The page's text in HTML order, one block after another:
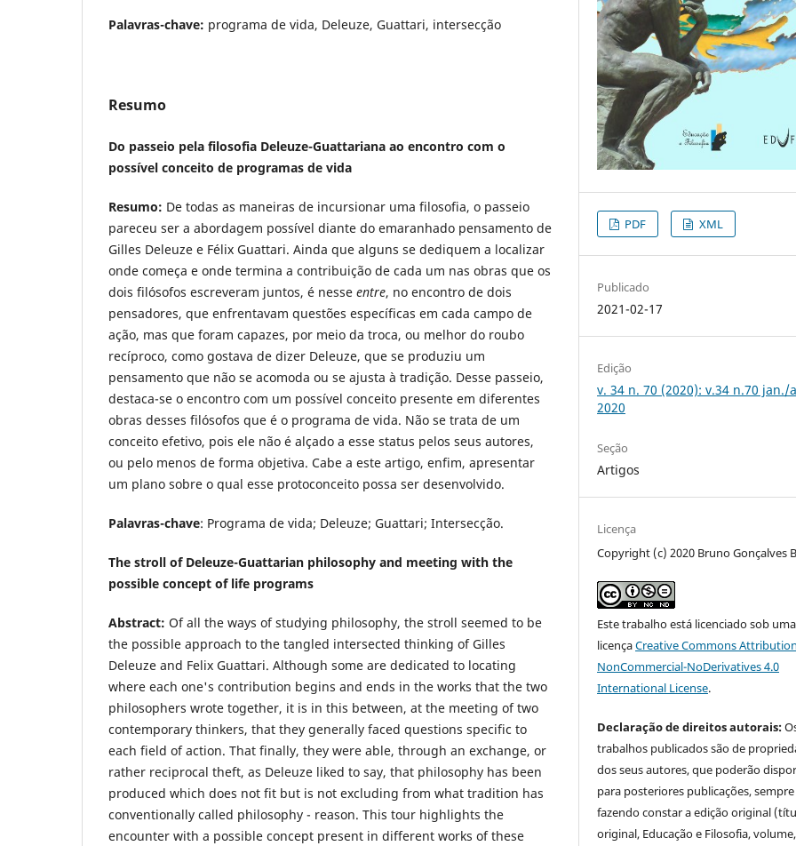
Palavras-chave: programa de vida, Deleuze, Guattari, intersecção
Resumo
Do passeio pela filosofia Deleuze-Guattariana ao encontro com o
possível conceito de programas de vida
Resumo: De todas as maneiras de incursionar uma filosofia, o passeio
pareceu ser a abordagem possível diante do emaranhado pensamento de
Gilles Deleuze e Félix Guattari. Ainda que alguns se dediquem a localizar
onde começa e onde termina a contribuição de cada um nas obras que os
dois filósofos escreveram juntos, é nesse entre, no encontro de dois
pensadores, que enfrentavam questões específicas em cada campo de
ação, mas que foram capazes, por meio da troca, ou melhor do roubo
recíproco, como gostava de dizer Deleuze, que se produziu um
pensamento que não se acomoda ou se ajusta à tradição. Desse passeio,
destaca-se o encontro com um possível conceito presente em diferentes
obras desses filósofos que é o programa de vida. Não se trata de um
conceito efetivo, pois ele não é alçado a esse status pelos seus autores,
ou pelo menos de forma objetiva. Cabe a este artigo, enfim, apresentar
um plano sobre o qual esse protoconceito possa ser desenvolvido.
Palavras-chave: Programa de vida; Deleuze; Guattari; Intersecção.
The stroll of Deleuze-Guattarian philosophy and meeting with the
possible concept of life programs
Abstract: Of all the ways of studying philosophy, the stroll seemed to be
the possible approach to the tangled intersected thinking of Gilles
Deleuze and Felix Guattari. Although some are dedicated to locating
where each one's contribution begins and ends in the works that the two
philosophers wrote together, it is in this between, at the meeting of two
contemporary thinkers, that they generally faced questions specific to
each field of action. That finally, they were able, through an exchange, or
rather reciprocal theft, as Deleuze liked to say, that philosophy has been
produced which does not fit but is not excluding from what tradition has
conventionally called philosophy - reason. This tour highlights the
encounter with a possible concept present in different works of these
PDF XML
Publicado
2021-02-17
Edição
v. 34 n. 70 (2020): v.34 n.70 jan./
2020
Seção
Artigos
Licença
Copyright (c) 2020 Bruno Gonçalves
Este trabalho está licenciado sob uma
licençaCreative Commons
NonCommercial-NoDerivatives 4.0
International License.
Declaração de direitos autorais:
trabalhos publicados são de
dos seus autores, que poderão
para posteriores publicações, sempre
fazendo constar a edição original
original, Educação e Filosofia,